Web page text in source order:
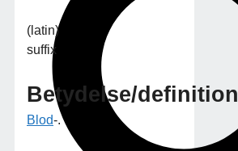
(latin)
suffix
Betydelse/definition
Blod-.